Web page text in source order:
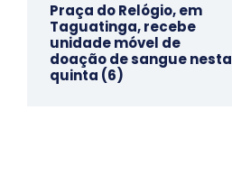
Praça do Relógio, em
Taguatinga, recebe
unidade móvel de
doação de sangue nesta
quinta (6)